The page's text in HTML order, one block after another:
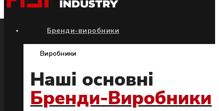
Бренди-виробники
Виробники
Наші основні
Бренди-Виробники